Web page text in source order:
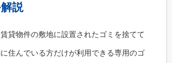
説
貸物件の敷地に設置されたゴミを捨てて
住んでいる方だけが利用できる専用のゴ